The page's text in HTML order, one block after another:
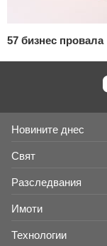
57 бизнес провала
Новините днес
Свят
Разследвания
Имоти
Технологии